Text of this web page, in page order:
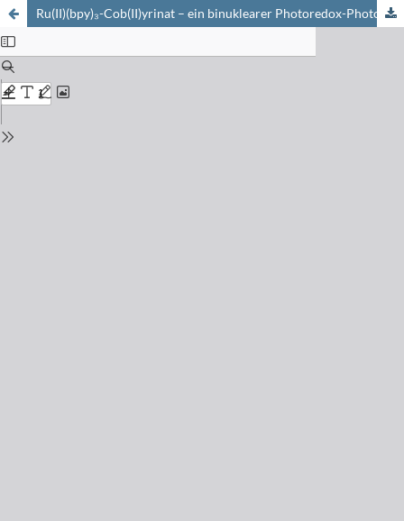
Ru(II)(bpy)₃-Cob(II)yrinat – ein binuklearer Photoredox-Photokatalysator. Synthese und Anwendung in der organischen Chemie